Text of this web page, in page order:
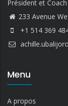
Président et Coach
233 Avenue
+1 514 369
Menu
A propos